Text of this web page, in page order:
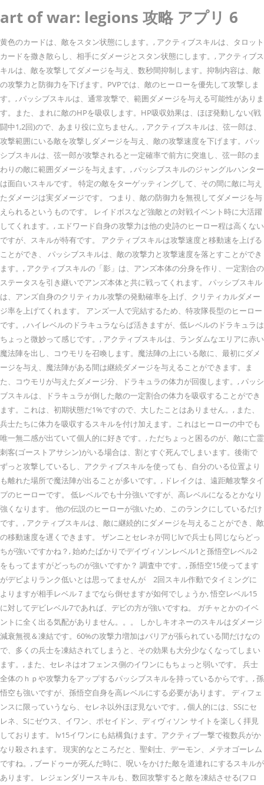
art of war: legions 攻略 アプリ 6
黄色のカードは、敵をスタン状態にします。, アクティブスキルは、タロット
カードを撒き散らし、相手にダメージとスタン状態にします。, アクティブス
キルは、敵を攻撃してダメージを与え、数秒間抑制します。抑制内容は、敵
の攻撃力と防御力を下げます。PVPでは、敵のヒーローを優先して攻撃しま
す。, パッシブスキルは、通常攻撃で、範囲ダメージを与える可能性がありま
す。また、まれに敵のHPを吸収します。HP吸収効果は、ほぼ発動しない(戦
闘中1,2回)ので、あまり役に立ちません。, アクティブスキルは、弦一郎は、
攻撃範囲にいる敵を攻撃しダメージを与え、敵の攻撃速度を下げます。パッ
シブスキルは、弦一郎が攻撃されると一定確率で前方に突進し、弦一郎のま
わりの敵に範囲ダメージを与えます。, パッシブスキルのジャングルハンター
は面白いスキルです。 特定の敵をターゲッティングして、その間に敵に与え
たダメージは実ダメージです。 つまり、敵の防御力を無視してダメージを与
えられるというものです。 レイドボスなど強敵との対戦イベント時に大活躍
してくれます。, エドワード自身の攻撃力は他の史詩のヒーロー程は高くない
ですが、スキルが特有です。 アクティブスキルは攻撃速度と移動速を上げる
ことができ、 パッシブスキルは、敵の攻撃力と攻撃速度を落とすことができ
ます。, アクティブスキルの「影」は、アンズ本体の分身を作り、一定割合の
ステータスを引き継いでアンズ本体と共に戦ってくれます。 パッシブスキル
は、アンズ自身のクリティカル攻撃の発動確率を上げ、クリティカルダメー
ジ率を上げてくれます。 アンズ一人で完結するため、特攻隊長型のヒーロー
です。, ハイレベルのドラキュラならば活きますが、低レベルのドラキュラは
ちょっと微妙って感じです。, アクティブスキルは、ランダムなエリアに赤い
魔法陣を出し、コウモリを召喚します。魔法陣の上にいる敵に、最初にダメ
ージを与え、魔法陣がある間は継続ダメージを与えることができます。ま
た、コウモリが与えたダメージ分、ドラキュラの体力が回復します。, パッシ
ブスキルは、ドラキュラが倒した敵の一定割合の体力を吸収することができ
ます。これは、初期状態だ1%ですので、大したことはありません。, また、
兵士たちに体力を吸収するスキルを付け加えます。これはヒーローの中でも
唯一無二感が出ていて個人的に好きです。, ただちょっと困るのが、敵に亡霊
刺客(ゴーストアサシン)がいる場合は、割とすぐ死んでしまいます。後衛で
ずっと攻撃しているし、アクティブスキルを使っても、自分のいる位置より
も離れた場所で魔法陣が出ることが多いです。, ドレイクは、遠距離攻撃タイ
プのヒーローです。 低レベルでも十分強いですが、高レベルになるとかなり
強くなります。 他の伝説のヒーローが強いため、このランクにしているだけ
です。, アクティブスキルは、敵に継続的にダメージを与えることができ、敵
の移動速度を遅くできます。 ザンニとセレネが同じlvで兵士も同じならどっ
ちが強いですかね？, 始めたばかりでデイヴィソンレベル1と孫悟空レベル2
をもってますがどっちのが強いですか？ 調査中です。, 孫悟空15使ってます
がデビよりランク低いとは思ってませんが 2回スキル作動でタイミングに
よりますが相手レベル７までなら倒せますが如何でしょうか, 悟空レベル15
に対してデビレベル7であれば、デビの方が強いですね。 ガチャとかのイベ
ントに全く出る気配がありません。。。 しかしキオネーのスキルはダメージ
減衰無視＆凍結です。60%の攻撃力増加はバリアが張られている間だけなの
で、多くの兵士を凍結されてしまうと、その効果も大分少なくなってしまい
ます。, また、セレネはオフェンス側のイワンにもちょっと弱いです。 兵士
全体のｈｐや攻撃力をアップするパッシブスキルを持っているからです。, 孫
悟空も強いですが、孫悟空自身を高レベルにする必要があります。 ディフェ
ンスに限っていうなら、セレネ以外ほぼ見ないです。, 個人的には、SSにセ
レネ、Sにゼウス、イワン、ポセイドン、ディヴィソン サイトを楽しく拝見
しております。 lv15イワンにも結構負けます。アクティブ一撃で複数兵がか
なり殺されます。 現実的なところだと、聖剣士、デーモン、メテオゴーレム
ですね。, ブードゥーが死んだ時に、呪いをかけた敵を道連れにするスキルが
あります。 レジェンダリースキルも、数回攻撃すると敵を凍結させる(フロ